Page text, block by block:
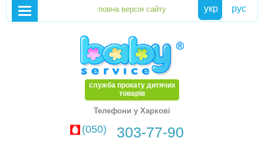
укр рус
служба прокату дитячих
товарів
Телефони у Харкові
(050) 303-77-90